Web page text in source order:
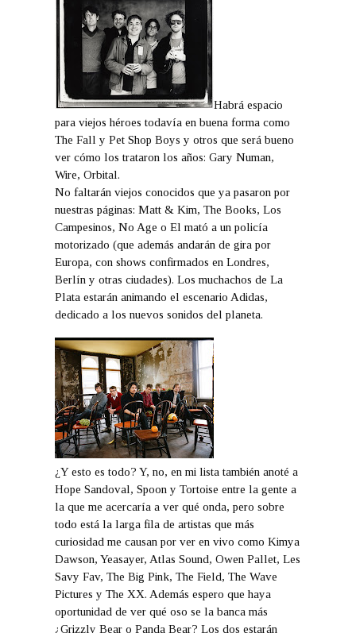
Habrá espacio
para viejos héroes todavía en buena forma como
The Fall y Pet Shop Boys y otros que será bueno
ver cómo los trataron los años: Gary Numan,
Wire, Orbital.
No faltarán viejos conocidos que ya pasaron por
nuestras páginas: Matt & Kim, The Books, Los
Campesinos, No Age o El mató a un policía
motorizado (que además andarán de gira por
Europa, con shows confirmados en Londres,
Berlín y otras ciudades). Los muchachos de La
Plata estarán animando el escenario Adidas,
dedicado a los nuevos sonidos del planeta.
¿Y esto es todo? Y, no, en mi lista también anoté a
Hope Sandoval, Spoon y Tortoise entre la gente a
la que me acercaría a ver qué onda, pero sobre
todo está la larga fila de artistas que más
curiosidad me causan por ver en vivo como Kimya
Dawson, Yeasayer, Atlas Sound, Owen Pallet, Les
Savy Fav, The Big Pink, The Field, The Wave
Pictures y The XX. Además espero que haya
oportunidad de ver qué oso se la banca más
¿Grizzly Bear o Panda Bear? Los dos estarán